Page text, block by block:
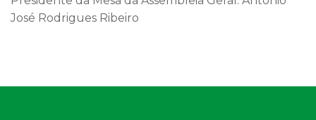
José Rodrigues Ribeiro